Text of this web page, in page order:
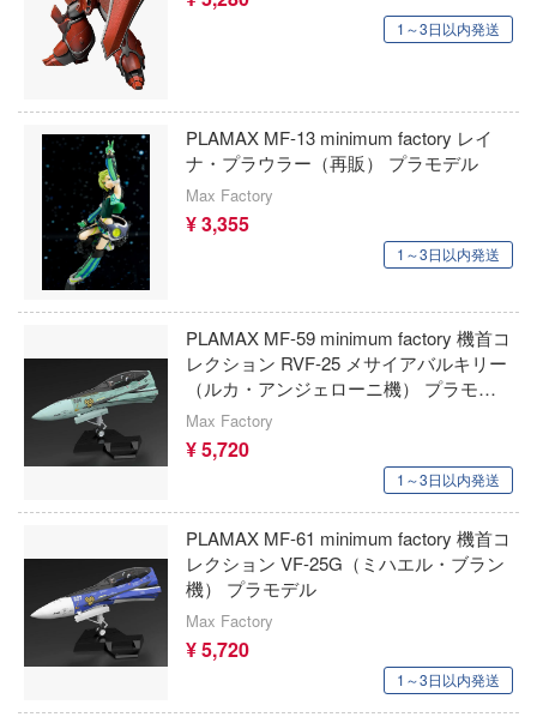
1～3日以内発送
PLAMAX MF-13 minimum factory レイ
ナ・プラウラー（再販） プラモデル
Max Factory
¥ 3,355
1～3日以内発送
PLAMAX MF-59 minimum factory 機首コ
レクション RVF-25 メサイアバルキリー
（ルカ・アンジェローニ機） プラモデ
ル
Max Factory
¥ 5,720
1～3日以内発送
PLAMAX MF-61 minimum factory 機首コ
レクション VF-25G（ミハエル・ブラン
機） プラモデル
Max Factory
¥ 5,720
1～3日以内発送
原神
恋は双子で割り切れない
けいおん!
ご注文はうさぎですか？
荒野のコトブキ飛行隊
小林さんちのメイドラゴン
ゴジラ
この素晴らしい世界に祝福を！
ゴールデンカムイ
EASTERN EXPRESS(イースタンエクス
EUSUN
インターアライド
ション)
ウォルターソンズジャパン(プラッツ)
ウィリー
WHELART
WIND TOYS
ウイング
MISSIONS (サーティ ミニッツ ミッ
OF FIGHTERS
FANTASY(サーティ ミニッツ ファン
ンク: エッジランナーズ
SISTERS (サーティ ミニッツ シス
ーレム
ンキング
で飯を食う。
このここしたんたん